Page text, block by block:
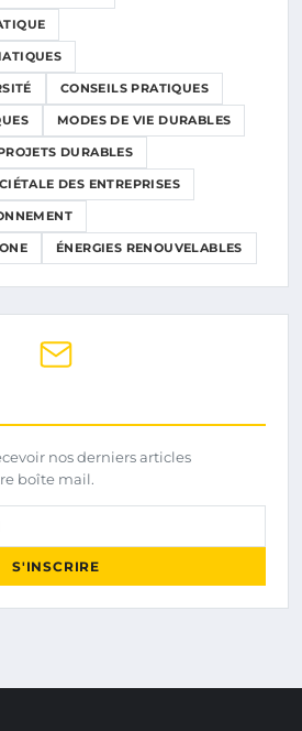
CONSEILS PRATIQUES
MODES DE VIE DURABLES
DURABLES
DES ENTREPRISES
ÉNERGIES RENOUVELABLES
nos derniers articles
boîte mail.
S'INSCRIRE